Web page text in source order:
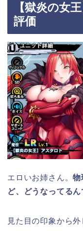
【獄炎の女
評価
エロいお姉さん。物
ど、どうなってるん
見た目の印象から